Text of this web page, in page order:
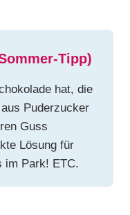
Tipp)
hat, die
Puderzucker
Guss
Lösung für
im Park! ETC.